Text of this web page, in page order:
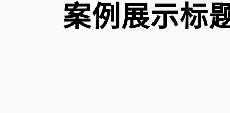
案例展示标